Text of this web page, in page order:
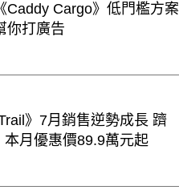
Caddy Cargo》低門檻方案
你打廣告
》7月銷售逆勢成長 躋
本月優惠價89.9萬元起